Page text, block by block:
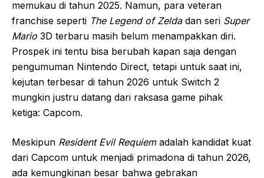
memukau di tahun 2025. Namun, para veteran
franchise seperti The Legend of Zeldadan seri Super
Mario 3D terbaru masih belum menampakkan diri.
Prospek ini tentu bisa berubah kapan saja dengan
pengumuman Nintendo Direct, tetapi untuk saat ini,
kejutan terbesar di tahun 2026 untuk Switch 2
mungkin justru datang dari raksasa game pihak
ketiga: Capcom.
Meskipun Resident Evil Requiemadalah kandidat kuat
dari Capcom untuk menjadi primadona di tahun 2026,
ada kemungkinan besar bahwa gebrakan